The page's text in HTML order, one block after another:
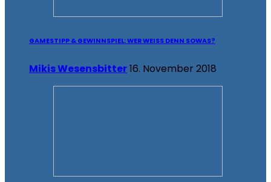
GAMESTIPP & GEWINNSPIEL: WER WEISS DENN SOWAS?
Mikis Wesensbitter16. November 2018